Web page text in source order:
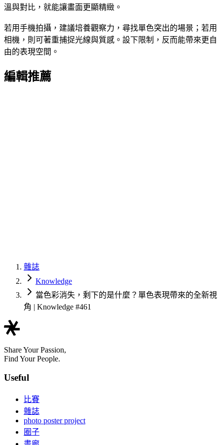
溫與對比，就能讓畫面更顯精緻。
若用手機拍攝，建議培養觀察力，尋找單色突出的場景；若用
相機，則可著重捕捉光線與質感。設下限制，反而能帶來更自
由的表現空間。
編輯推薦
雜誌
Knowledge
當色彩消失，剩下的是什麼？單色表現帶來的全新視
角 | Knowledge #461
Share Your Passion,
Find Your People.
Useful
比賽
雜誌
photo poster project
圈子